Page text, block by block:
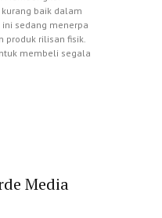
kurang baik dalam
sedang menerpa
produk rilisan fisik.
membeli segala
Media